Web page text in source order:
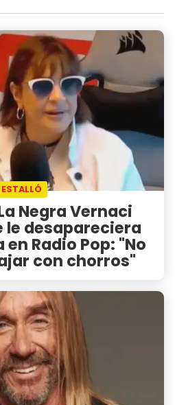
ESTALLÓ
Negra Vernaci
le desapareciera
Radio Pop: "No
con chorros"